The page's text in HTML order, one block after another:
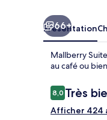
66+
Présentation
Mallberry
au café ou
Avis
voyageurs
8,08,0 sur 10
Très
Afficher 424